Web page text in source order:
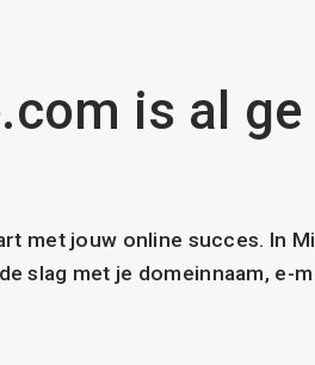
is al ge
met jouw online succes. In Mi
slag met je domeinnaam, e-m